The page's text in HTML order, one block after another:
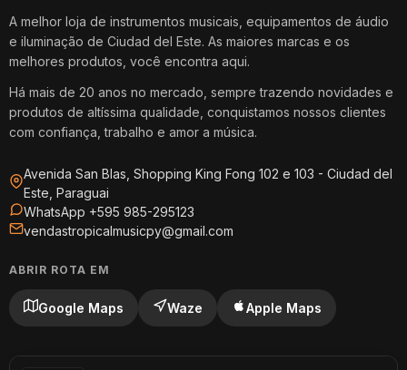
A melhor loja de instrumentos musicais, equipamentos de áudio
e iluminação de Ciudad del Este. As maiores marcas e os
melhores produtos, você encontra aqui.
Há mais de 20 anos no mercado, sempre trazendo novidades e
produtos de altíssima qualidade, conquistamos nossos clientes
com confiança, trabalho e amor a música.
Avenida San Blas, Shopping King Fong 102 e 103 - Ciudad del
Este, Paraguai
WhatsApp +595 985-295123
vendastropicalmusicpy@gmail.com
ABRIR ROTA EM
Google Maps Waze Apple Maps